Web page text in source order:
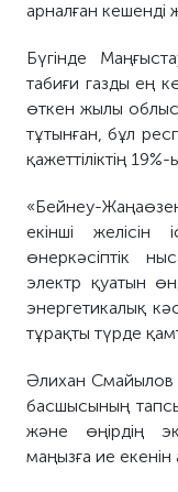
арналған кешенді
Бүгінде
табиғи газды ең
өткен жылы
тұтынған, бұл
қажеттіліктің
«Бейнеу-
екінші желісін
өнеркәсіптік
электр қуатын
энергетикалық
тұрақты түрде
Әлихан Смайылов
басшысының
және өңірдің
маңызға ие екенін